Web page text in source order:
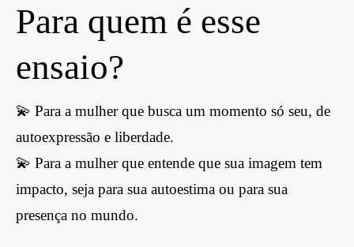
Para quem é esse
ensaio?
💫 Para a mulher que busca um momento só seu, de
autoexpressão e liberdade.
💫 Para a mulher que entende que sua imagem tem
impacto, seja para sua autoestima ou para sua
presença no mundo.